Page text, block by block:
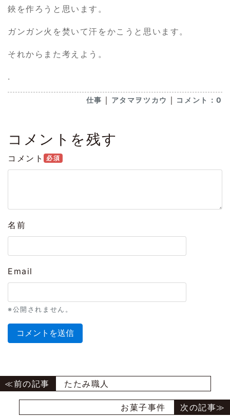
鋏を作ろうと思います。
ガンガン火を焚いて汗をかこうと思います。
それからまた考えよう。
.
仕事 ｜ アタマヲツカウ ｜ コメント：0
コメントを残す
コメント 必須
名前
Email
※公開されません。
たたみ職人
お菓子事件